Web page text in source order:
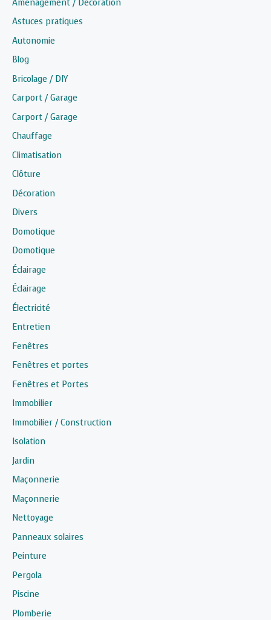
Aménagement / Décoration
Astuces pratiques
Autonomie
Blog
Bricolage / DIY
Carport / Garage
Carport / Garage
Chauffage
Climatisation
Clôture
Décoration
Divers
Domotique
Domotique
Éclairage
Éclairage
Électricité
Entretien
Fenêtres
Fenêtres et portes
Fenêtres et Portes
Immobilier
Immobilier / Construction
Isolation
Jardin
Maçonnerie
Maçonnerie
Nettoyage
Panneaux solaires
Peinture
Pergola
Piscine
Plomberie